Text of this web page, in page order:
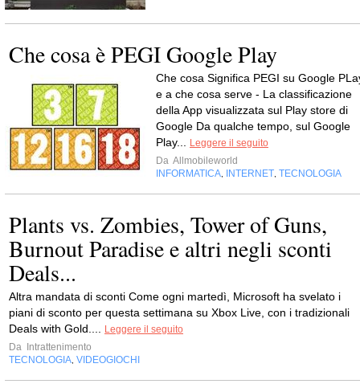
Che cosa è PEGI Google Play
Che cosa Significa PEGI su Google
e a che cosa serve - La classificazione
della App visualizzata sul Play store di
Google Da qualche tempo, sul Google
Play...
Leggere il seguito
Da Allmobileworld
INFORMATICA
INTERNET TECNOLOGIA
Plants vs. Zombies, Tower of Guns,
Burnout Paradise e altri negli sconti
Deals...
Altra mandata di sconti Come ogni martedì, Microsoft ha svelato i
piani di sconto per questa settimana su Xbox Live, con i tradizionali
Deals with Gold....
Leggere il seguito
Da
Intrattenimento
TECNOLOGIA VIDEOGIOCHI